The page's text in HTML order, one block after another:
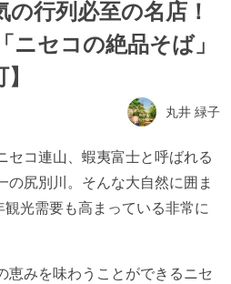
行列必至の名店！
ニセコの絶品そば」
丸井 緑子
セコ連山、蝦夷富士と呼ばれる
の尻別川。そんな大自然に囲ま
観光需要も高まっている非常に
恵みを味わうことができるニセ